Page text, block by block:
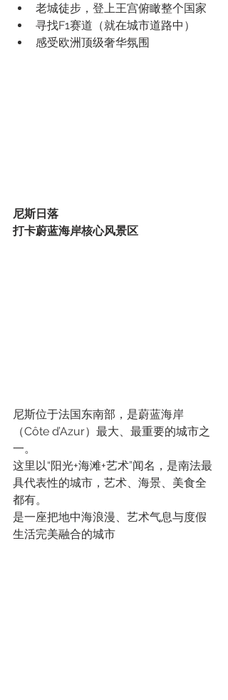
老城徒步，登上王宫俯瞰整个国家
寻找F1赛道（就在城市道路中）
感受欧洲顶级奢华氛围
尼斯日落
打卡蔚蓝海岸核心风景区
尼斯位于法国东南部，是蔚蓝海岸
（Côte d’Azur）最大、最重要的城市之
一。
这里以“阳光+海滩+艺术”闻名，是南法最
具代表性的城市，艺术、海景、美食全
都有。
是一座把地中海浪漫、艺术气息与度假
生活完美融合的城市